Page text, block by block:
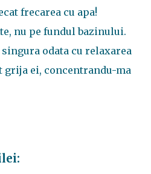
frecarea cu apa!
nu pe fundul bazinului.
odata cu relaxarea
grija ei, concentrandu-ma